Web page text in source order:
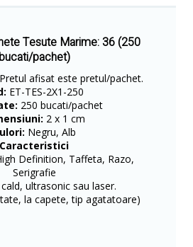
Tesute Marime: 36 (250
pachet)
afisat este pretul/pachet.
ET-TES-2X1-250
250 bucati/pachet
2 x 1 cm
Negru, Alb
Caracteristici
Definition, Taffeta, Razo,
Serigrafie
ultrasonic sau laser.
la capete, tip agatatoare)